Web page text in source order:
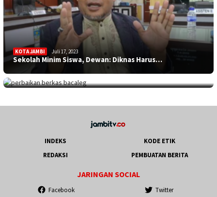
KOTA JAMBI Juli 17, 2023
Sekolah Minim Siswa, Dewan: Diknas Harus…
TEBO Juli 17, 2023
Perpanjangan Perbaikan Berkas Bacaleg, 9…
INDEKS
KODE ETIK
REDAKSI
PEMBUATAN BERITA
JARINGAN SOCIAL
Facebook Twitter